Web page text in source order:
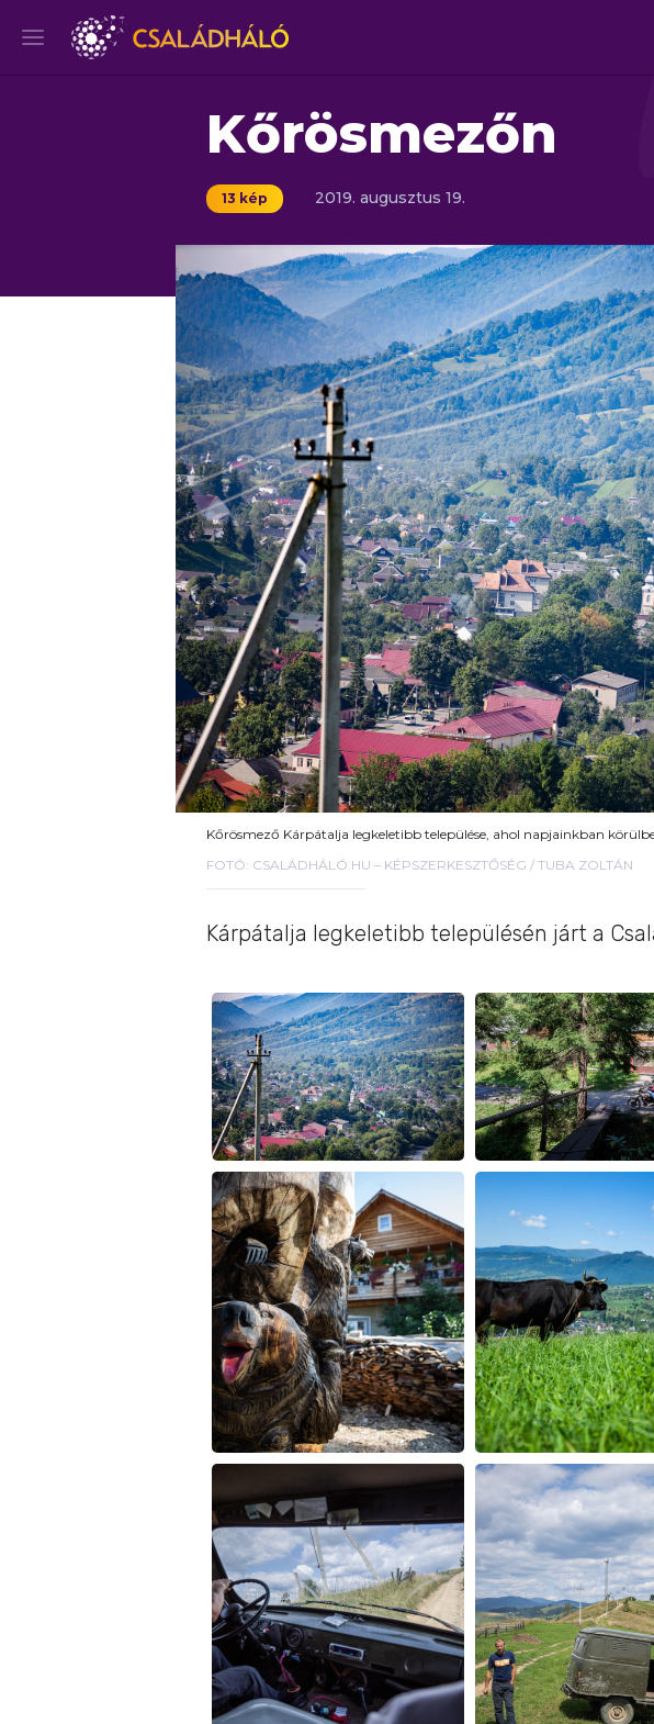
Kőrösmezőn
13 kép 2019. augusztus 19.
Kőrösmező Kárpátalja legkeletibb települése, ahol napjainkban
FOTÓ: CSALÁDHÁLÓ.HU – KÉPSZERKESZTŐSÉG / TUBA ZOLTÁN
Kárpátalja legkeletibb településén járt a